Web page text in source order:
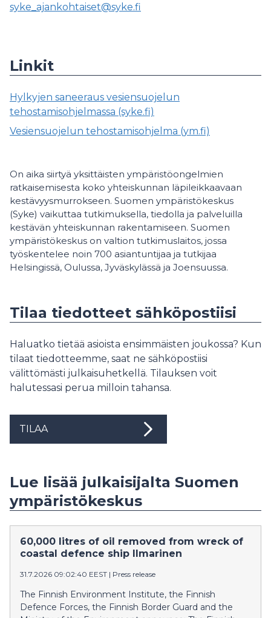
syke_ajankohtaiset@syke.fi
Linkit
Hylkyjen saneeraus vesiensuojelun
tehostamisohjelmassa (syke.fi)
Vesiensuojelun tehostamisohjelma (ym.fi)
On aika siirtyä yksittäisten ympäristöongelmien
ratkaisemisesta koko yhteiskunnan läpileikkaavaan
kestävyysmurrokseen. Suomen ympäristökeskus
(Syke) vaikuttaa tutkimuksella, tiedolla ja palveluilla
kestävän yhteiskunnan rakentamiseen. Suomen
ympäristökeskus on valtion tutkimuslaitos, jossa
työskentelee noin 700 asiantuntijaa ja tutkijaa
Helsingissä, Oulussa, Jyväskylässä ja Joensuussa.
Tilaa tiedotteet sähköpostiisi
Haluatko tietää asioista ensimmäisten joukossa? Kun
tilaat tiedotteemme, saat ne sähköpostiisi
välittömästi julkaisuhetkellä. Tilauksen voit
halutessasi perua milloin tahansa.
TILAA
Lue lisää julkaisijalta Suomen
ympäristökeskus
60,000 litres of oil removed from wreck of
coastal defence ship Ilmarinen
31.7.2026 09:02:40 EEST | Press release
The Finnish Environment Institute, the Finnish
Defence Forces, the Finnish Border Guard and the